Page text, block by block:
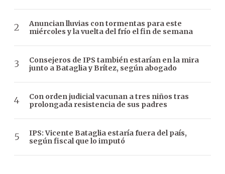
Anuncian lluvias con tormentas para este
miércoles y la vuelta del frío el fin de semana
Consejeros de IPS también estarían en la mira
junto a Bataglia y Brítez, según abogado
Con orden judicial vacunan a tres niños tras
prolongada resistencia de sus padres
IPS: Vicente Bataglia estaría fuera del país,
según fiscal que lo imputó